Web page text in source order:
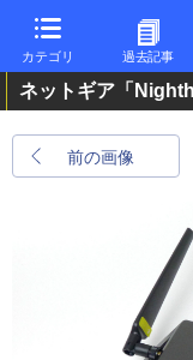
カテゴリ 過去記事
ネットギア「
前の画像